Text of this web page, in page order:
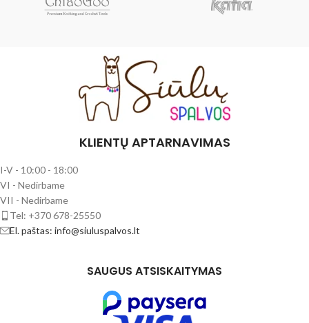
KLIENTŲ APTARNAVIMAS
I-V - 10:00 - 18:00
VI - Nedirbame
VII - Nedirbame
Tel: +370 678-25550
El. paštas: info@siuluspalvos.lt
SAUGUS ATSISKAITYMAS